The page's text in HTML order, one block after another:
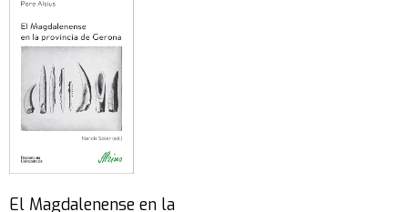
El Magdalenense en la